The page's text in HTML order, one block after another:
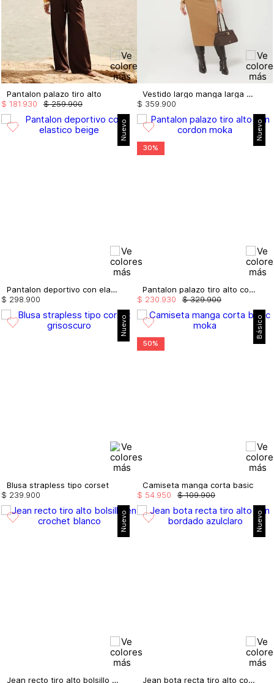
Pantalon palazo tiro alto
$ 259.900
$ 181 930
Vestido largo manga larga con drapeado
$ 359 900
Nuevo
Pantalon deportivo con elastico
$ 298 900
Nuevo
30%
Pantalon palazo tiro alto con cordon
$ 329.900
$ 230 930
Nuevo
Blusa strapless tipo corset
$ 239 900
Básico
50%
Camiseta manga corta basic
$ 109.900
$ 54 950
Nuevo
Jean recto tiro alto bolsillo en crochet
Nuevo
Jean bota recta tiro alto con bordado